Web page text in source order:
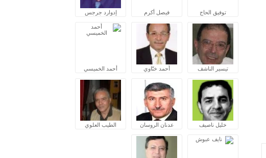
توفيق الحاج فيصل أكرم إدوارد جرجس
تيسير الناشف أحمد ختّاوي أحمد الخميسي
خليل ناصيف عدنان الروسان الطيب العلوي